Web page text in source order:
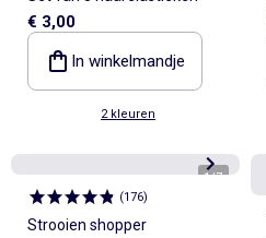
€ 3,00
In winkelmandje
2 kleuren
1/7
(176)
Strooien shopper